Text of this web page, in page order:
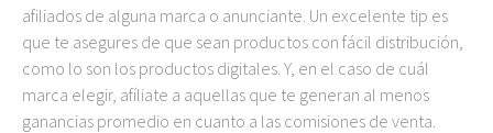
afiliados de alguna marca o anunciante. Un excelente tip es
que te asegures de que sean productos con fácil distribución,
como lo son los productos digitales. Y, en el caso de cuál
marca elegir, afíliate a aquellas que te generan al menos
ganancias promedio en cuanto a las comisiones de venta.